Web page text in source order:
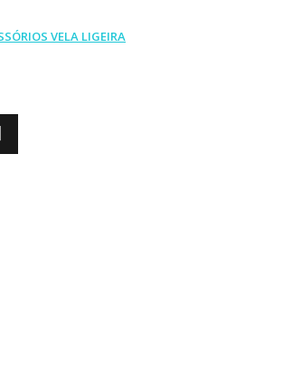
VELA LIGEIRA